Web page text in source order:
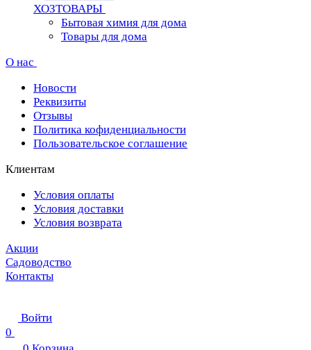
ХОЗТОВАРЫ
Бытовая химия для дома
Товары для дома
О нас
Новости
Реквизиты
Отзывы
Политика кофиденциальности
Пользовательское соглашение
Клиентам
Условия оплаты
Условия доставки
Условия возврата
Акции
Садоводство
Контакты
Войти
0